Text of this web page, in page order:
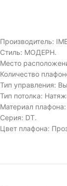
Производитель:
Стиль: МОДЕРН.
Место
Количество
Тип управления:
Тип потолка:
Материал
Серия: DT.
Цвет плафона: